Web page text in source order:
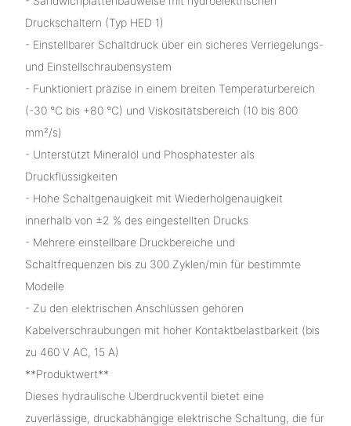
Druckschaltern (Typ HED 1)
- Einstellbarer Schaltdruck über ein sicheres Verriegelungs-
und Einstellschraubensystem
- Funktioniert präzise in einem breiten Temperaturbereich
(-30 °C bis +80 °C) und Viskositätsbereich (10 bis 800
mm²/s)
- Unterstützt Mineralöl und Phosphatester als
Druckflüssigkeiten
- Hohe Schaltgenauigkeit mit Wiederholgenauigkeit
innerhalb von ±2 % des eingestellten Drucks
- Mehrere einstellbare Druckbereiche und
Schaltfrequenzen bis zu 300 Zyklen/min für bestimmte
Modelle
- Zu den elektrischen Anschlüssen gehören
Kabelverschraubungen mit hoher Kontaktbelastbarkeit (bis
zu 460 V AC, 15 A)
**Produktwert**
Dieses hydraulische Überdruckventil bietet eine
zuverlässige, druckabhängige elektrische Schaltung, die für